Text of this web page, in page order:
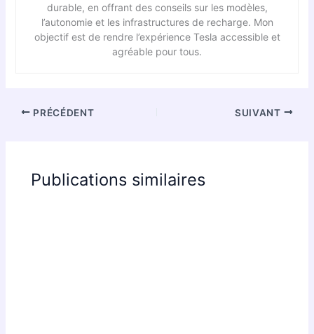
durable, en offrant des conseils sur les modèles,
l’autonomie et les infrastructures de recharge. Mon
objectif est de rendre l’expérience Tesla accessible et
agréable pour tous.
PRÉCÉDENT SUIVANT
Publications similaires